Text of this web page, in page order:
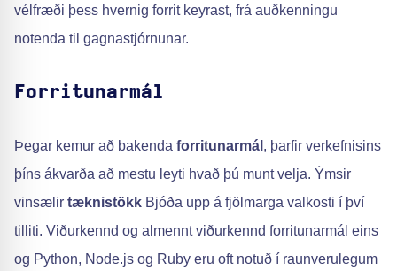
vélfræði þess hvernig forrit keyrast, frá auðkenningu
notenda til gagnastjórnunar.
Forritunarmál
Þegar kemur að bakenda forritunarmál , þarfir verkefnisins
þíns ákvarða að mestu leyti hvað þú munt velja. Ýmsir
vinsælir tæknistökk Bjóða upp á fjölmarga valkosti í því
tilliti. Viðurkennd og almennt viðurkennd forritunarmál eins
og Python, Node.js og Ruby eru oft notuð í raunverulegum